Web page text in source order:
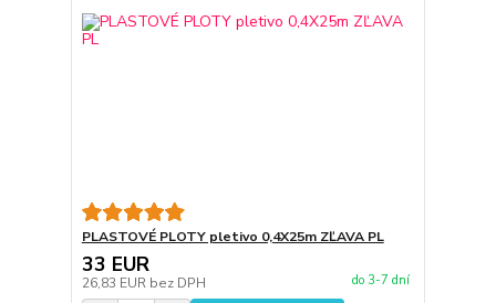
PLASTOVÉ PLOTY pletivo 0,4X25m ZĽAVA PL
33 EUR
26,83 EUR bez DPH do 3-7 dní